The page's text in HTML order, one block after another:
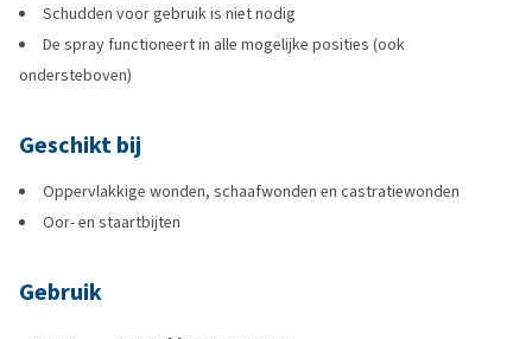
Schudden voor gebruik is niet nodig
De spray functioneert in alle mogelijke posities (ook
ondersteboven)
Geschikt bij
Oppervlakkige wonden, schaafwonden en castratiewonden
Oor- en staartbijten
Gebruik